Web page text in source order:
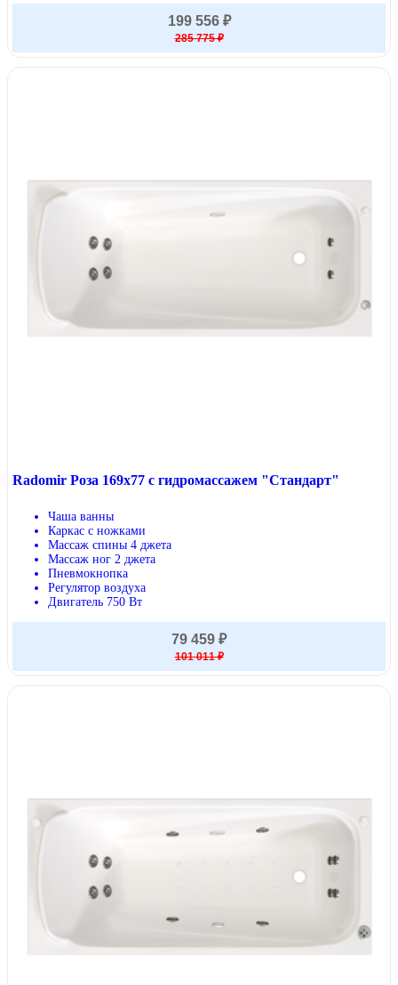
199 556 ₽
285 775 ₽
Radomir Роза 169x77 с гидромассажем "Стандарт"
Чаша ванны
Каркас с ножками
Массаж спины 4 джета
Массаж ног 2 джета
Пневмокнопка
Регулятор воздуха
Двигатель 750 Вт
79 459 ₽
101 011 ₽